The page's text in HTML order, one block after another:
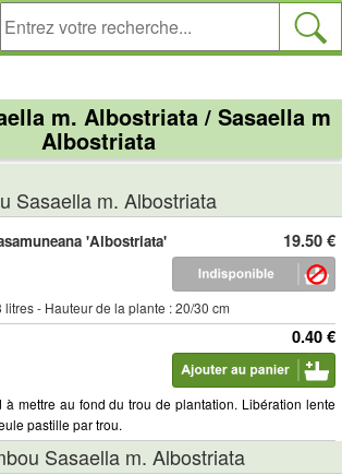
m. Albostriata / Sasaella m
Albostriata
Sasaella m. Albostriata
19.50 €
'Albostriata'
- Hauteur de la plante : 20/30 cm
0.40 €
à mettre au fond du trou de plantation. Libération lente
pastille par trou.
Sasaella m. Albostriata
cookies